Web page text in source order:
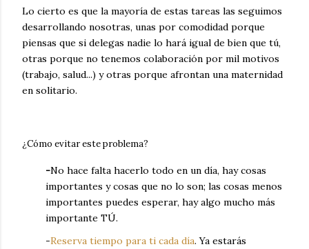
Lo cierto es que la mayoría de estas tareas las seguimos
desarrollando nosotras, unas por comodidad porque
piensas que si delegas nadie lo hará igual de bien que tú,
otras porque no tenemos colaboración por mil motivos
(trabajo, salud...) y otras porque afrontan una maternidad
en solitario.
¿Cómo evitar este problema?
-No hace falta hacerlo todo en un día, hay cosas
importantes y cosas que no lo son; las cosas menos
importantes puedes esperar, hay algo mucho más
importante TÚ.
-Reserva tiempo para ti cada día. Ya estarás